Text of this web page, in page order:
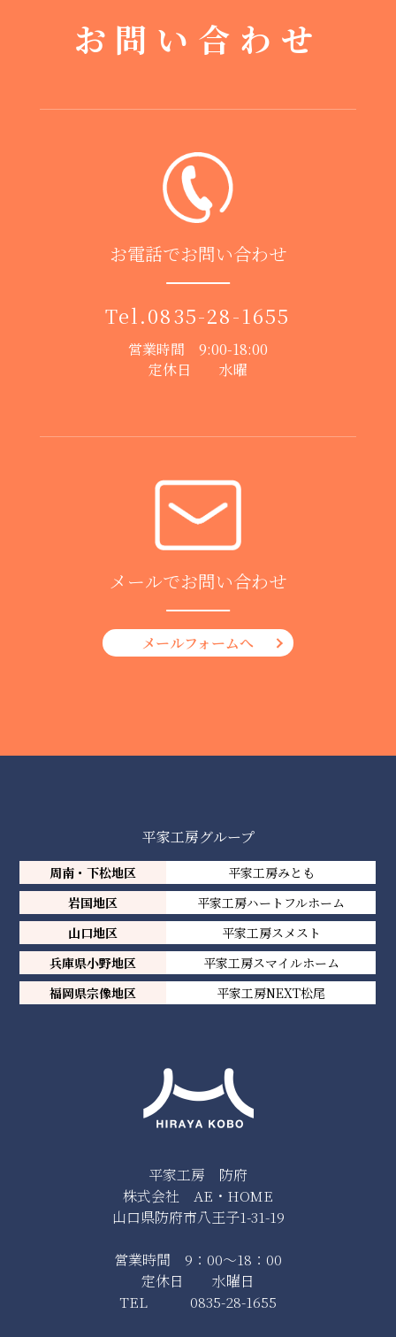
お問い合わせ
お電話でお問い合わせ
Tel.0835-28-1655
営業時間 9:00-18:00
定休日 水曜
メールでお問い合わせ
メールフォームへ
平家工房 防府
株式会社 AE・HOME
山口県防府市八王子1-31-19
営業時間 9：00～18：00
定休日 水曜日
TEL 0835-28-1655
平家工房グループ
周南・下松地区
平家工房みとも
岩国地区
平家工房ハートフルホーム
山口地区
平家工房スメスト
兵庫県小野地区
平家工房スマイルホーム
福岡県宗像地区
平家工房NEXT松尾